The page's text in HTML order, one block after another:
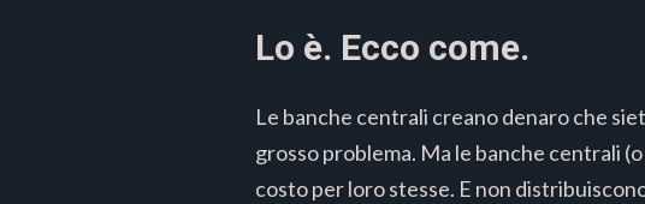
Lo è. Ecco come.
Le banche centrali creano denaro che
grosso problema. Ma le banche centrali
costo per loro stesse. E non